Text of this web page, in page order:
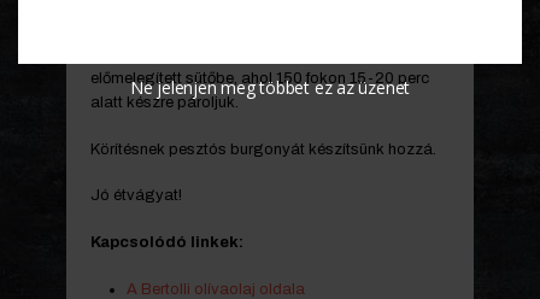
előmelegített sütőbe, ahol 150 fokon 15-20 perc
alatt készre pároljuk.
Körítésnek pesztós burgonyát készítsünk hozzá.
Jó étvágyat!
Kapcsolódó linkek:
A Bertolli olívaolaj oldala
Ne jelenjen meg többet ez az üzenet